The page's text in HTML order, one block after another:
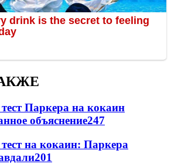
Паркера на кокаин
объяснение247
на кокаин: Паркера
201